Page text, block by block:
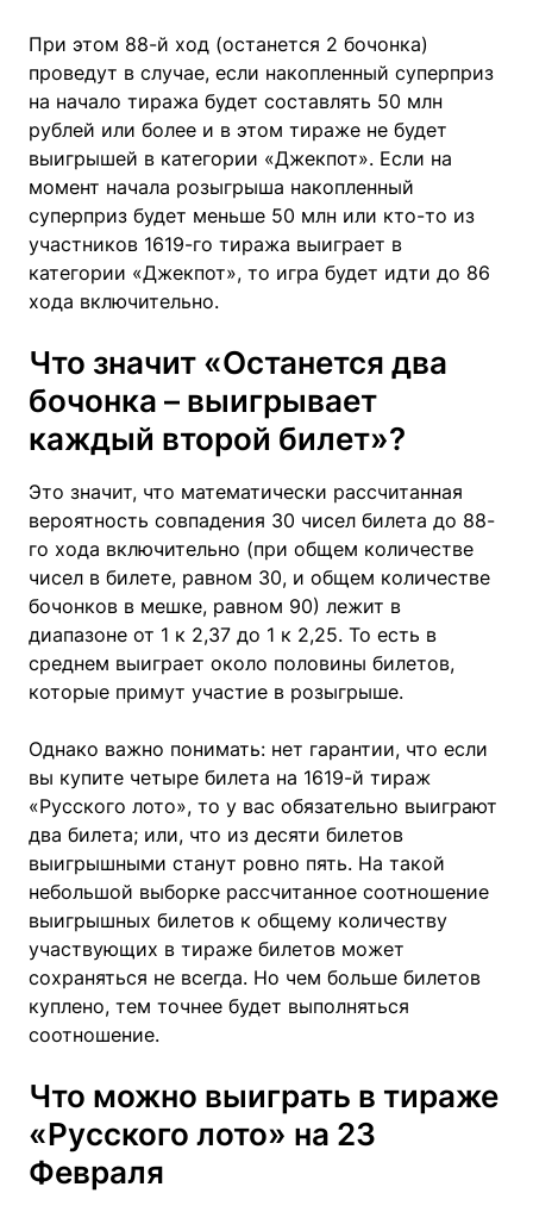
При этом 88-й ход (останется 2 бочонка)
проведут в случае, если накопленный суперприз
на начало тиража будет составлять 50 млн
рублей или более и в этом тираже не будет
выигрышей в категории «Джекпот». Если на
момент начала розыгрыша накопленный
суперприз будет меньше 50 млн или кто-то из
участников 1619-го тиража выиграет в
категории «Джекпот», то игра будет идти до 86
хода включительно.
Что значит «Останется два
бочонка – выигрывает
каждый второй билет»?
Это значит, что математически рассчитанная
вероятность совпадения 30 чисел билета до 88-
го хода включительно (при общем количестве
чисел в билете, равном 30, и общем количестве
бочонков в мешке, равном 90) лежит в
диапазоне от 1 к 2,37 до 1 к 2,25. То есть в
среднем выиграет около половины билетов,
которые примут участие в розыгрыше.
Однако важно понимать: нет гарантии, что если
вы купите четыре билета на 1619-й тираж
«Русского лото», то у вас обязательно выиграют
два билета; или, что из десяти билетов
выигрышными станут ровно пять. На такой
небольшой выборке рассчитанное соотношение
выигрышных билетов к общему количеству
участвующих в тираже билетов может
сохраняться не всегда. Но чем больше билетов
куплено, тем точнее будет выполняться
соотношение.
Что можно выиграть в тираже
«Русского лото» на 23
Февраля